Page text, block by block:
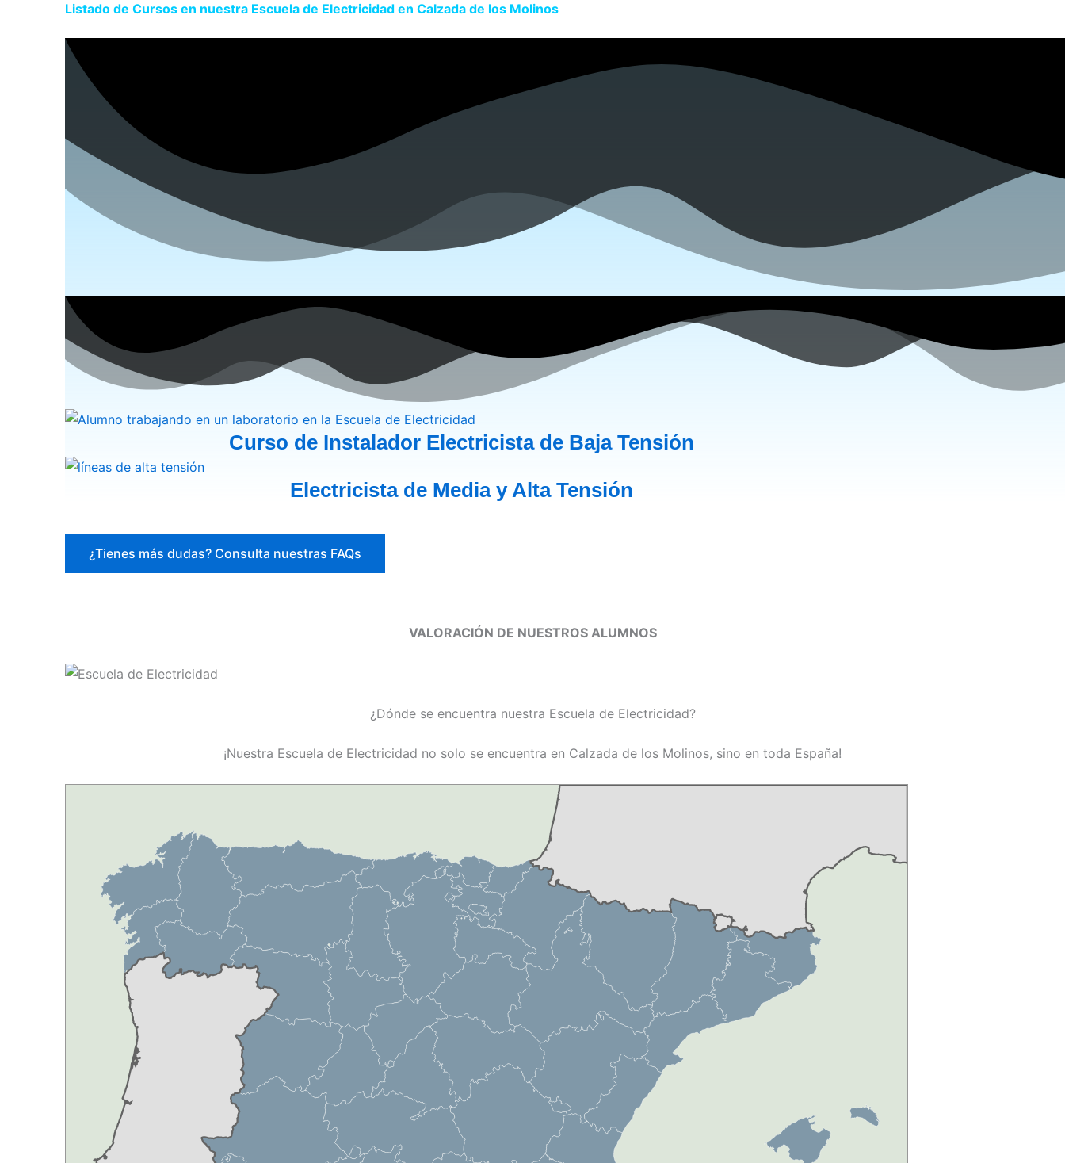
Listado de Cursos en nuestra Escuela de Electricidad en Calzada de los Molinos
Curso de Instalador Electricista de Baja Tensión
Electricista de Media y Alta Tensión
¿Tienes más dudas? Consulta nuestras FAQs
VALORACIÓN DE NUESTROS ALUMNOS
¿Dónde se encuentra nuestra Escuela de Electricidad?
¡Nuestra Escuela de Electricidad no solo se encuentra en Calzada de los Molinos, sino en toda España!